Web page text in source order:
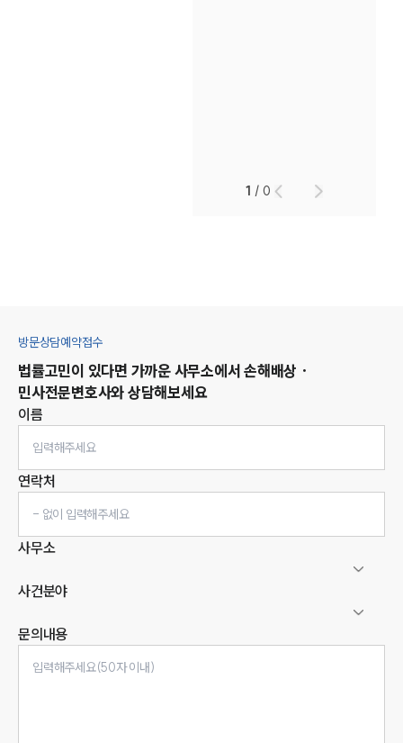
1 /0
방문상담예약접수
법률고민이 있다면 가까운 사무소에서 손해배상 ·
민사전문변호사와 상담해보세요
이름
연락처
사무소
사건분야
문의내용